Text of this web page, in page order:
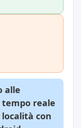
alle
reale
con